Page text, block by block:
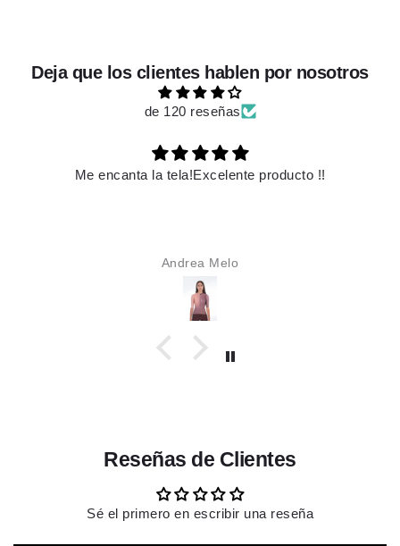
Deja que los clientes hablen por nosotros
de 120 reseñas
Es hermoso
Karime Alzate
Reseñas de Clientes
Sé el primero en escribir una reseña